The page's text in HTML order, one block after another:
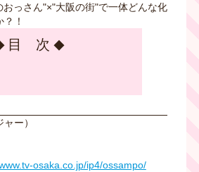
っさん"×"大阪の街"で一体どんな化
！
目 次
ー）
osaka.co.jp/ip4/ossampo/